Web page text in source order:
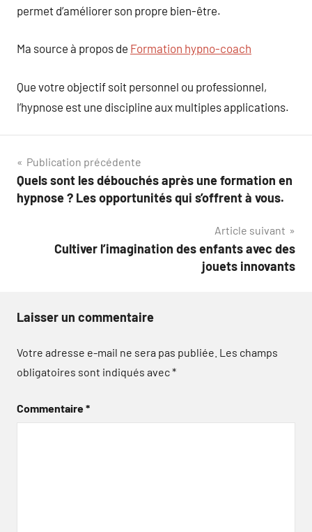
permet d’améliorer son propre bien-être.
Ma source à propos de Formation hypno-coach
Que votre objectif soit personnel ou professionnel,
l’hypnose est une discipline aux multiples applications.
Navigation
de
Publication précédente
Quels sont les débouchés après une formation en
hypnose ? Les opportunités qui s’offrent à vous.
Article suivant
Cultiver l’imagination des enfants avec des
jouets innovants
Laisser un commentaire
Votre adresse e-mail ne sera pas publiée. Les champs
obligatoires sont indiqués avec*
Commentaire*